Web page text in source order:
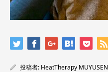
投稿者: HeatTherapy MUYUSEN